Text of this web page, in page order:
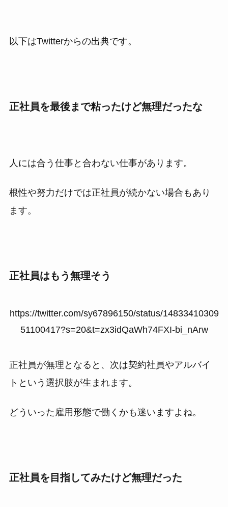
以下はTwitterからの出典です。
正社員を最後まで粘ったけど無理だったな
人には合う仕事と合わない仕事があります。
根性や努力だけでは正社員が続かない場合もあり
ます。
正社員はもう無理そう
https://twitter.com/sy67896150/status/14833410309
51100417?s=20&t=zx3idQaWh74FXI-bi_nArw
正社員が無理となると、次は契約社員やアルバイ
トという選択肢が生まれます。
どういった雇用形態で働くかも迷いますよね。
正社員を目指してみたけど無理だった